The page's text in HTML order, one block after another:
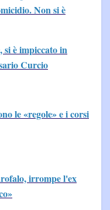
Non si è
è impiccato in
Curcio
le «regole» e i corsi
irrompe l'ex